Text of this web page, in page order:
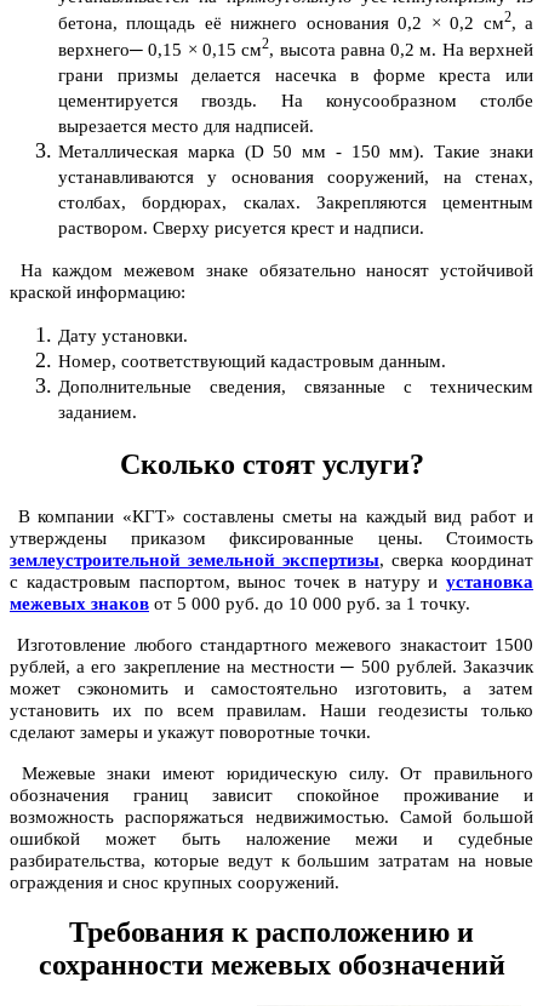
бетона, площадь её нижнего основания 0,2 × 0,2 см2, а
верхнего─ 0,15 × 0,15 см2, высота равна 0,2 м. На верхней
грани призмы делается насечка в форме креста или
цементируется гвоздь. На конусообразном столбе
вырезается место для надписей.
Металлическая марка (D 50 мм - 150 мм). Такие знаки
устанавливаются у основания сооружений, на стенах,
столбах, бордюрах, скалах. Закрепляются цементным
раствором. Сверху рисуется крест и надписи.
На каждом межевом знаке обязательно наносят устойчивой
краской информацию:
Дату установки.
Номер, соответствующий кадастровым данным.
Дополнительные сведения, связанные с техническим
заданием.
Сколько стоят услуги?
В компании «КГТ» составлены сметы на каждый вид работ и
утверждены приказом фиксированные цены. Стоимость
землеустроительной земельной экспертизы, сверка координат
с кадастровым паспортом, вынос точек в натуру и установка
межевых знаков от 5 000 руб. до 10 000 руб. за 1 точку.
Изготовление любого стандартного межевого знакастоит 1500
рублей, а его закрепление на местности ─ 500 рублей. Заказчик
может сэкономить и самостоятельно изготовить, а затем
установить их по всем правилам. Наши геодезисты только
сделают замеры и укажут поворотные точки.
Межевые знаки имеют юридическую силу. От правильного
обозначения границ зависит спокойное проживание и
возможность распоряжаться недвижимостью. Самой большой
ошибкой может быть наложение межи и судебные
разбирательства, которые ведут к большим затратам на новые
ограждения и снос крупных сооружений.
Требования к расположению и
сохранности межевых обозначений